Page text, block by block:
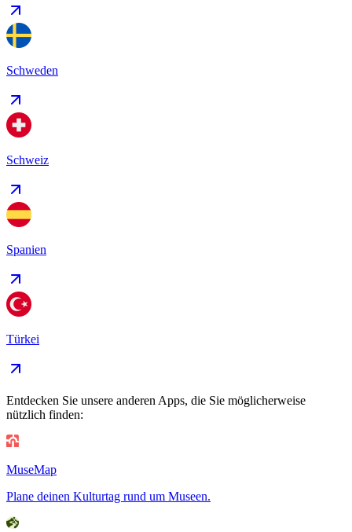
Schweden
Schweiz
Spanien
Türkei
Entdecken Sie unsere anderen Apps, die Sie möglicherweise
nützlich finden:
MuseMap
Plane deinen Kulturtag rund um Museen.